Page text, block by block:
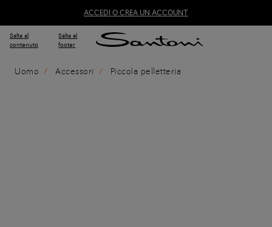
ACCEDI O CREA UN ACCOUNT
Salta al
contenuto
Salta al
footer
Uomo Accessori Piccola pelletteria